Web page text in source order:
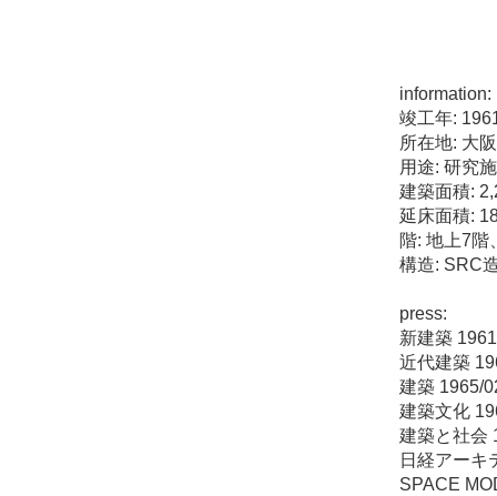
information:
竣工年:
所在地: 大
用途: 研究
建築面積:
延床面積:
階: 地上7階
構造: SRC
press:
新建築
近代建築
建築 1965/
建築文化
建築と社会
日経アーキ
SPACE